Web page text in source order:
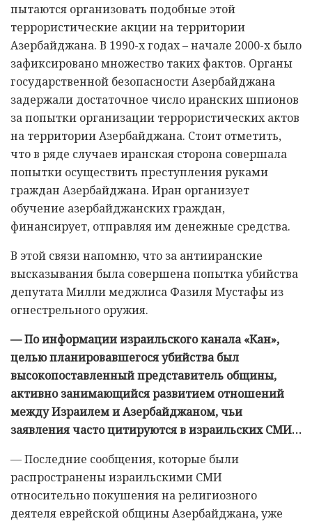
пытаются организовать подобные этой
террористические акции на территории
Азербайджана. В 1990-х годах – начале 2000-х было
зафиксировано множество таких фактов. Органы
государственной безопасности Азербайджана
задержали достаточное число иранских шпионов
за попытки организации террористических актов
на территории Азербайджана. Стоит отметить,
что в ряде случаев иранская сторона совершала
попытки осуществить преступления руками
граждан Азербайджана. Иран организует
обучение азербайджанских граждан,
финансирует, отправляя им денежные средства.
В этой связи напомню, что за антииранские
высказывания была совершена попытка убийства
депутата Милли меджлиса Фазиля Мустафы из
огнестрельного оружия.
— По информации израильского канала «Кан»,
целью планировавшегося убийства был
высокопоставленный представитель общины,
активно занимающийся развитием отношений
между Израилем и Азербайджаном, чьи
заявления часто цитируются в израильских СМИ…
— Последние сообщения, которые были
распространены израильскими СМИ
относительно покушения на религиозного
деятеля еврейской общины Азербайджана, уже